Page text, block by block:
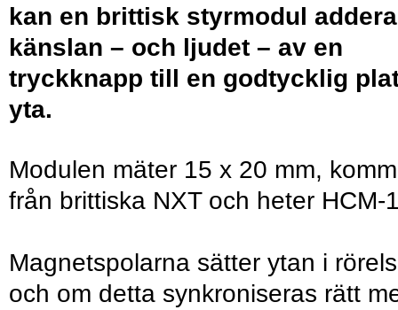
kan en brittisk styrmodul addera
känslan – och ljudet – av en
tryckknapp till en godtycklig
yta.
Modulen mäter 15 x 20 mm,
från brittiska NXT och heter HCM-
Magnetspolarna sätter ytan i
och om detta synkroniseras rätt